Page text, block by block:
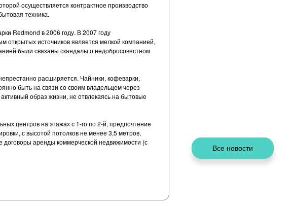
осуществляется контрактное производство
техника.
Redmond в 2006 году. В 2007 году
открытых источников является мелкой компанией,
были связаны скандалы о недобросовестном
расширяется. Чайники, кофеварки,
быть на связи со своим владельцем через
образ жизни, не отвлекаясь на бытовые
центров на этажах с 1-го по 2-й, предпочтение
с высотой потолков не менее 3,5 метров,
аренды коммерческой недвижимости (с